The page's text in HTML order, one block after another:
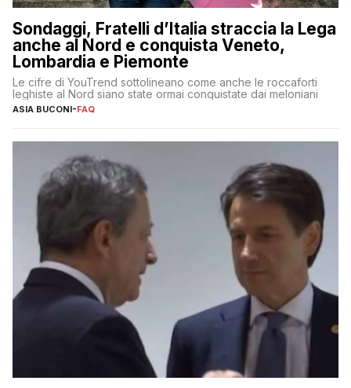
Sondaggi, Fratelli d’Italia straccia la Lega
anche al Nord e conquista Veneto,
Lombardia e Piemonte
Le cifre di YouTrend sottolineano come anche le roccaforti
leghiste al Nord siano state ormai conquistate dai meloniani
ASIA BUCONI-FAQ